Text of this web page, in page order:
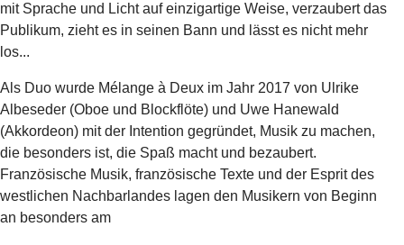
mit Sprache und Licht auf einzigartige Weise, verzaubert das
Publikum, zieht es in seinen Bann und lässt es nicht mehr
los...
Als Duo wurde Mélange à Deux im Jahr 2017 von Ulrike
Albeseder (Oboe und Blockflöte) und Uwe Hanewald
(Akkordeon) mit der Intention gegründet, Musik zu machen,
die besonders ist, die Spaß macht und bezaubert.
Französische Musik, französische Texte und der Esprit des
westlichen Nachbarlandes lagen den Musikern von Beginn
an besonders am